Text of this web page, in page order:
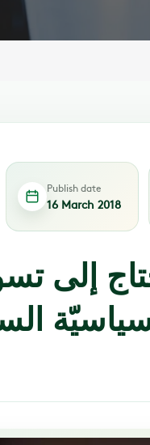
Publish date
16 March 2018
إلى